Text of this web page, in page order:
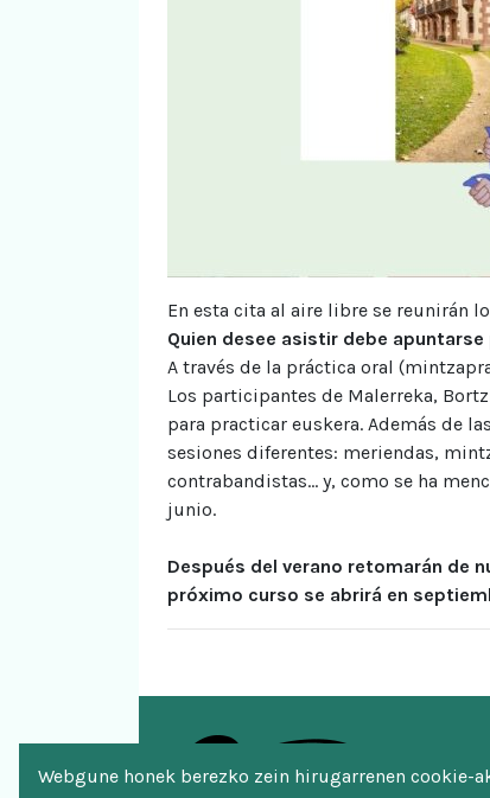
En esta cita al aire libre se reunirán
Quien desee asistir debe
A través de la práctica oral
Los participantes de Malerreka,
para practicar euskera. Además de
sesiones diferentes: meriendas,
contrabandistas… y, como se ha
junio.
Después del verano retomarán de
próximo curso se abrirá en
Webgune honek berezko zein hirugarrenen